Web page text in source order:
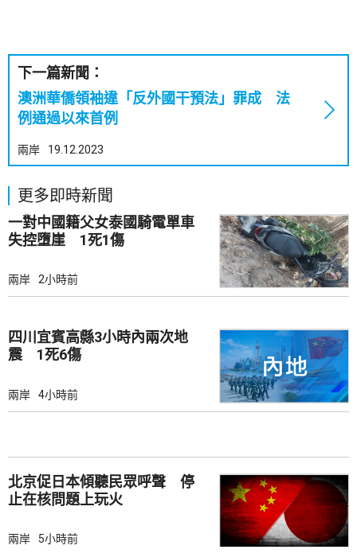
下一篇新聞：
澳洲華僑領袖違「反外國干預法」罪成 法
例通過以來首例
兩岸 19.12.2023
更多即時新聞
一對中國籍父女泰國騎電單車
失控墮崖 1死1傷
兩岸 2小時前
四川宜賓高縣3小時內兩次地
震 1死6傷
兩岸 4小時前
北京促日本傾聽民眾呼聲 停
止在核問題上玩火
兩岸 5小時前